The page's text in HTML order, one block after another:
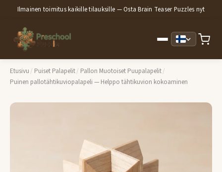
Ilmainen toimitus kaikille tilauksille — Osta Brain Teaser Puzzles nyt
Etusivu / Puiset Palapelit/ Pallon Muotoiset Puupalapelit/
Puinen pallotähtikuviopalapeli — Helppo tähtikuvion kokoaminen